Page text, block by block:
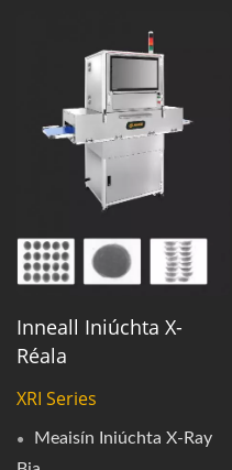
Inneall Iniúchta X-
Réala
XRI Series
Meaisín Iniúchta X-Ray